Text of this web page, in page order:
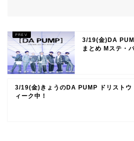
3/19(金)DA
まとめ Mステ・
3/19(金)きょうのDA PUMP ドリストウ
ィーク中！